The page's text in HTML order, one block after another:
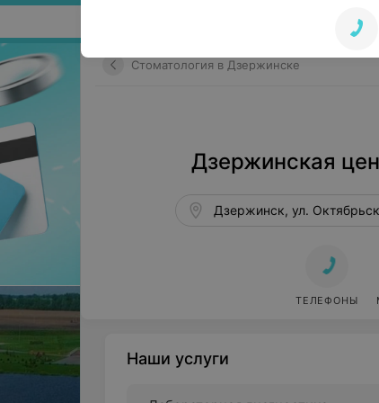
Стоматология в Дзержинске
Дзержинская
Дзержинск, ул.
ТЕЛЕФОНЫ
Наши услуги